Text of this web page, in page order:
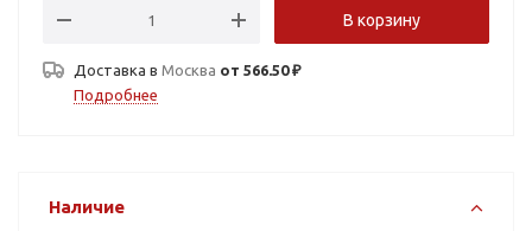
В корзину
Доставка в Москва от 566.50 ₽
Подробнее
Наличие